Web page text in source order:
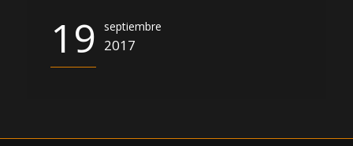
19 septiembre
2017